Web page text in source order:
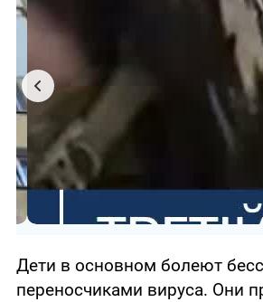
Дети в основном болеют
переносчиками вируса. Они